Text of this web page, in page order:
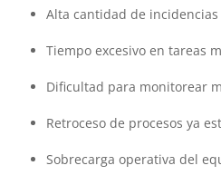
Alta cantidad de
Tiempo excesivo en tareas
Dificultad para monitorear
Retroceso de procesos ya
Sobrecarga operativa del